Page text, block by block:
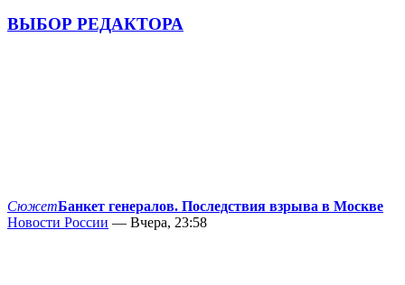
ВЫБОР РЕДАКТОРА
СюжетБанкет генералов. Последствия взрыва в Москве
Новости России — Вчера, 23:58